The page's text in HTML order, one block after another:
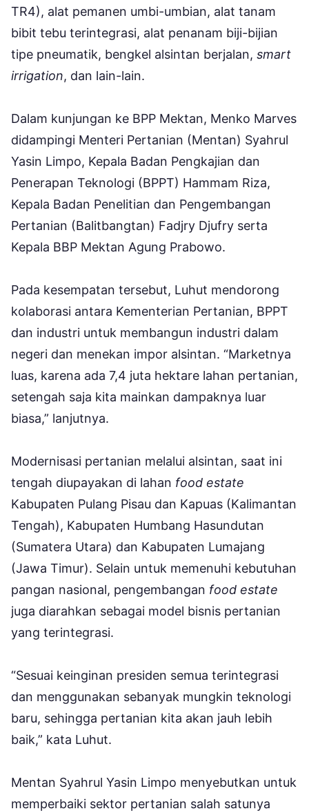
TR4), alat pemanen umbi-umbian, alat tanam
bibit tebu terintegrasi, alat penanam biji-bijian
tipe pneumatik, bengkel alsintan berjalan, smart
irrigation, dan lain-lain.
Dalam kunjungan ke BPP Mektan, Menko Marves
didampingi Menteri Pertanian (Mentan) Syahrul
Yasin Limpo, Kepala Badan Pengkajian dan
Penerapan Teknologi (BPPT) Hammam Riza,
Kepala Badan Penelitian dan Pengembangan
Pertanian (Balitbangtan) Fadjry Djufry serta
Kepala BBP Mektan Agung Prabowo.
Pada kesempatan tersebut, Luhut mendorong
kolaborasi antara Kementerian Pertanian, BPPT
dan industri untuk membangun industri dalam
negeri dan menekan impor alsintan. “Marketnya
luas, karena ada 7,4 juta hektare lahan pertanian,
setengah saja kita mainkan dampaknya luar
biasa,” lanjutnya.
Modernisasi pertanian melalui alsintan, saat ini
tengah diupayakan di lahan food estate
Kabupaten Pulang Pisau dan Kapuas (Kalimantan
Tengah), Kabupaten Humbang Hasundutan
(Sumatera Utara) dan Kabupaten Lumajang
(Jawa Timur). Selain untuk memenuhi kebutuhan
pangan nasional, pengembangan food estate
juga diarahkan sebagai model bisnis pertanian
yang terintegrasi.
“Sesuai keinginan presiden semua terintegrasi
dan menggunakan sebanyak mungkin teknologi
baru, sehingga pertanian kita akan jauh lebih
baik,” kata Luhut.
Mentan Syahrul Yasin Limpo menyebutkan untuk
memperbaiki sektor pertanian salah satunya